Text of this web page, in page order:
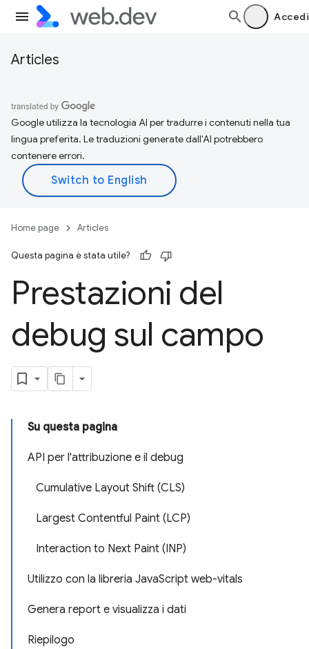
Accedi
Articles
Google utilizza la tecnologia AI per tradurre i contenuti nella tua
lingua preferita. Le traduzioni generate dall'AI potrebbero
contenere errori.
Home page Articles
Questa pagina è stata utile?
Prestazioni del
debug sul campo
Su questa pagina
API per l'attribuzione e il debug
Cumulative Layout Shift (CLS)
Largest Contentful Paint (LCP)
Interaction to Next Paint (INP)
Utilizzo con la libreria JavaScript web-vitals
Genera report e visualizza i dati
Riepilogo